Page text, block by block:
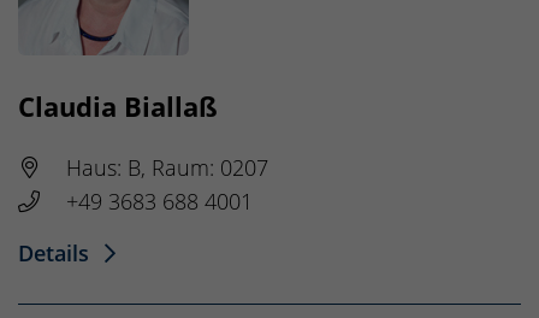
Claudia Biallaß
Haus: B, Raum: 0207
+49 3683 688 4001
Details